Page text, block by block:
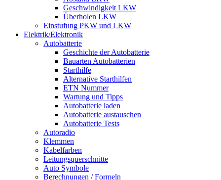
Geschwindigkeit LKW
Überholen LKW
Einstufung PKW und LKW
Elektrik/Elektronik
Autobatterie
Geschichte der Autobatterie
Bauarten Autobatterien
Starthilfe
Alternative Starthilfen
ETN Nummer
Wartung und Tipps
Autobatterie laden
Autobatterie austauschen
Autobatterie Tests
Autoradio
Klemmen
Kabelfarben
Leitungsquerschnitte
Auto Symbole
Berechnungen / Formeln